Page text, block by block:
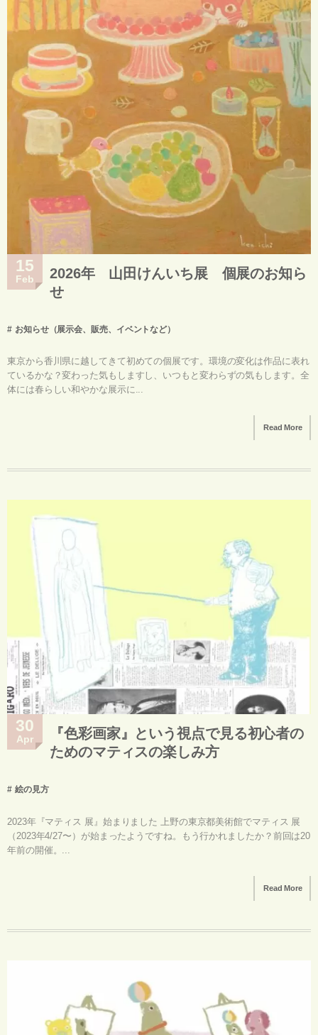
15
Feb
2026年 山田けんいち展 個展のお知ら
せ
お知らせ（展示会、販売、イベントなど）
東京から香川県に越してきて初めての個展です。環境の変化は作品に表れ
ているかな？変わった気もしますし、いつもと変わらずの気もします。全
体には春らしい和やかな展示に...
Read More
30
Apr
『色彩画家』という視点で見る初心者の
ためのマティスの楽しみ方
絵の見方
2023年『マティス 展』始まりました 上野の東京都美術館でマティス 展
（2023年4/27〜）が始まったようですね。もう行かれましたか？前回は20
年前の開催。...
Read More